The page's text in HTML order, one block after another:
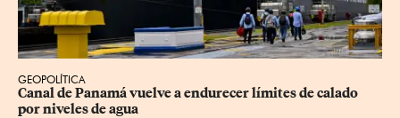
GEOPOLÍTICA
Canal de Panamá vuelve a endurecer límites de calado
por niveles de agua